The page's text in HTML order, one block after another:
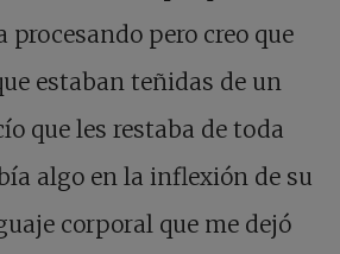
procesando pero creo que
estaban teñidas de un
que les restaba de toda
algo en la inflexión de su
corporal que me dejó